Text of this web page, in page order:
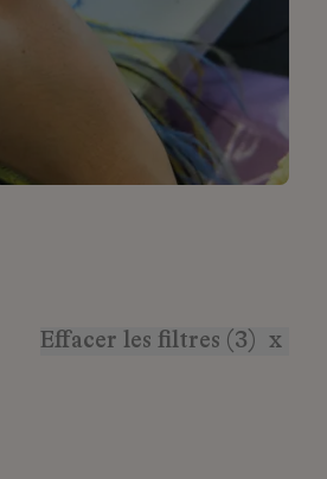
Effacer les filtres (3) x